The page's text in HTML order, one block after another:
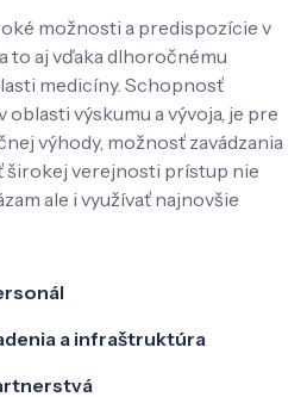
možnosti a predispozície v
to aj vďaka dlhoročnému
medicíny. Schopnosť
výskumu a vývoja, je pre
výhody, možnosť zavádzania
širokej verejnosti prístup nie
ale i využívať najnovšie
a infraštruktúra